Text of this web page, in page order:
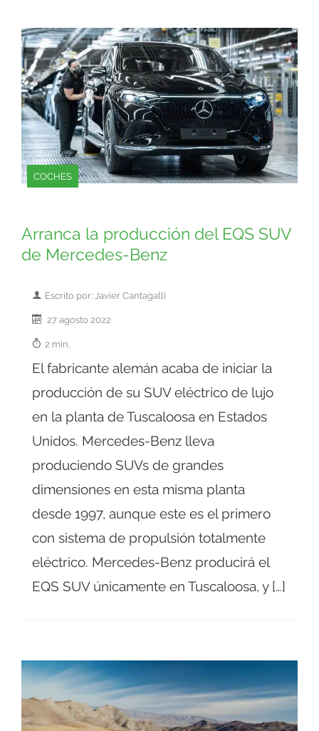
COCHES
Arranca la producción del EQS SUV
de Mercedes-Benz
Escrito por: Javier Cantagalli
27 agosto 2022
2 min.
El fabricante alemán acaba de iniciar la
producción de su SUV eléctrico de lujo
en la planta de Tuscaloosa en Estados
Unidos. Mercedes-Benz lleva
produciendo SUVs de grandes
dimensiones en esta misma planta
desde 1997, aunque este es el primero
con sistema de propulsión totalmente
eléctrico. Mercedes-Benz producirá el
EQS SUV únicamente en Tuscaloosa, y […]